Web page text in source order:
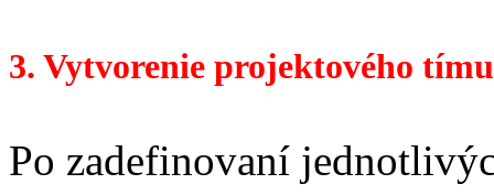
3. Vytvorenie projektového
Po zadefinovaní